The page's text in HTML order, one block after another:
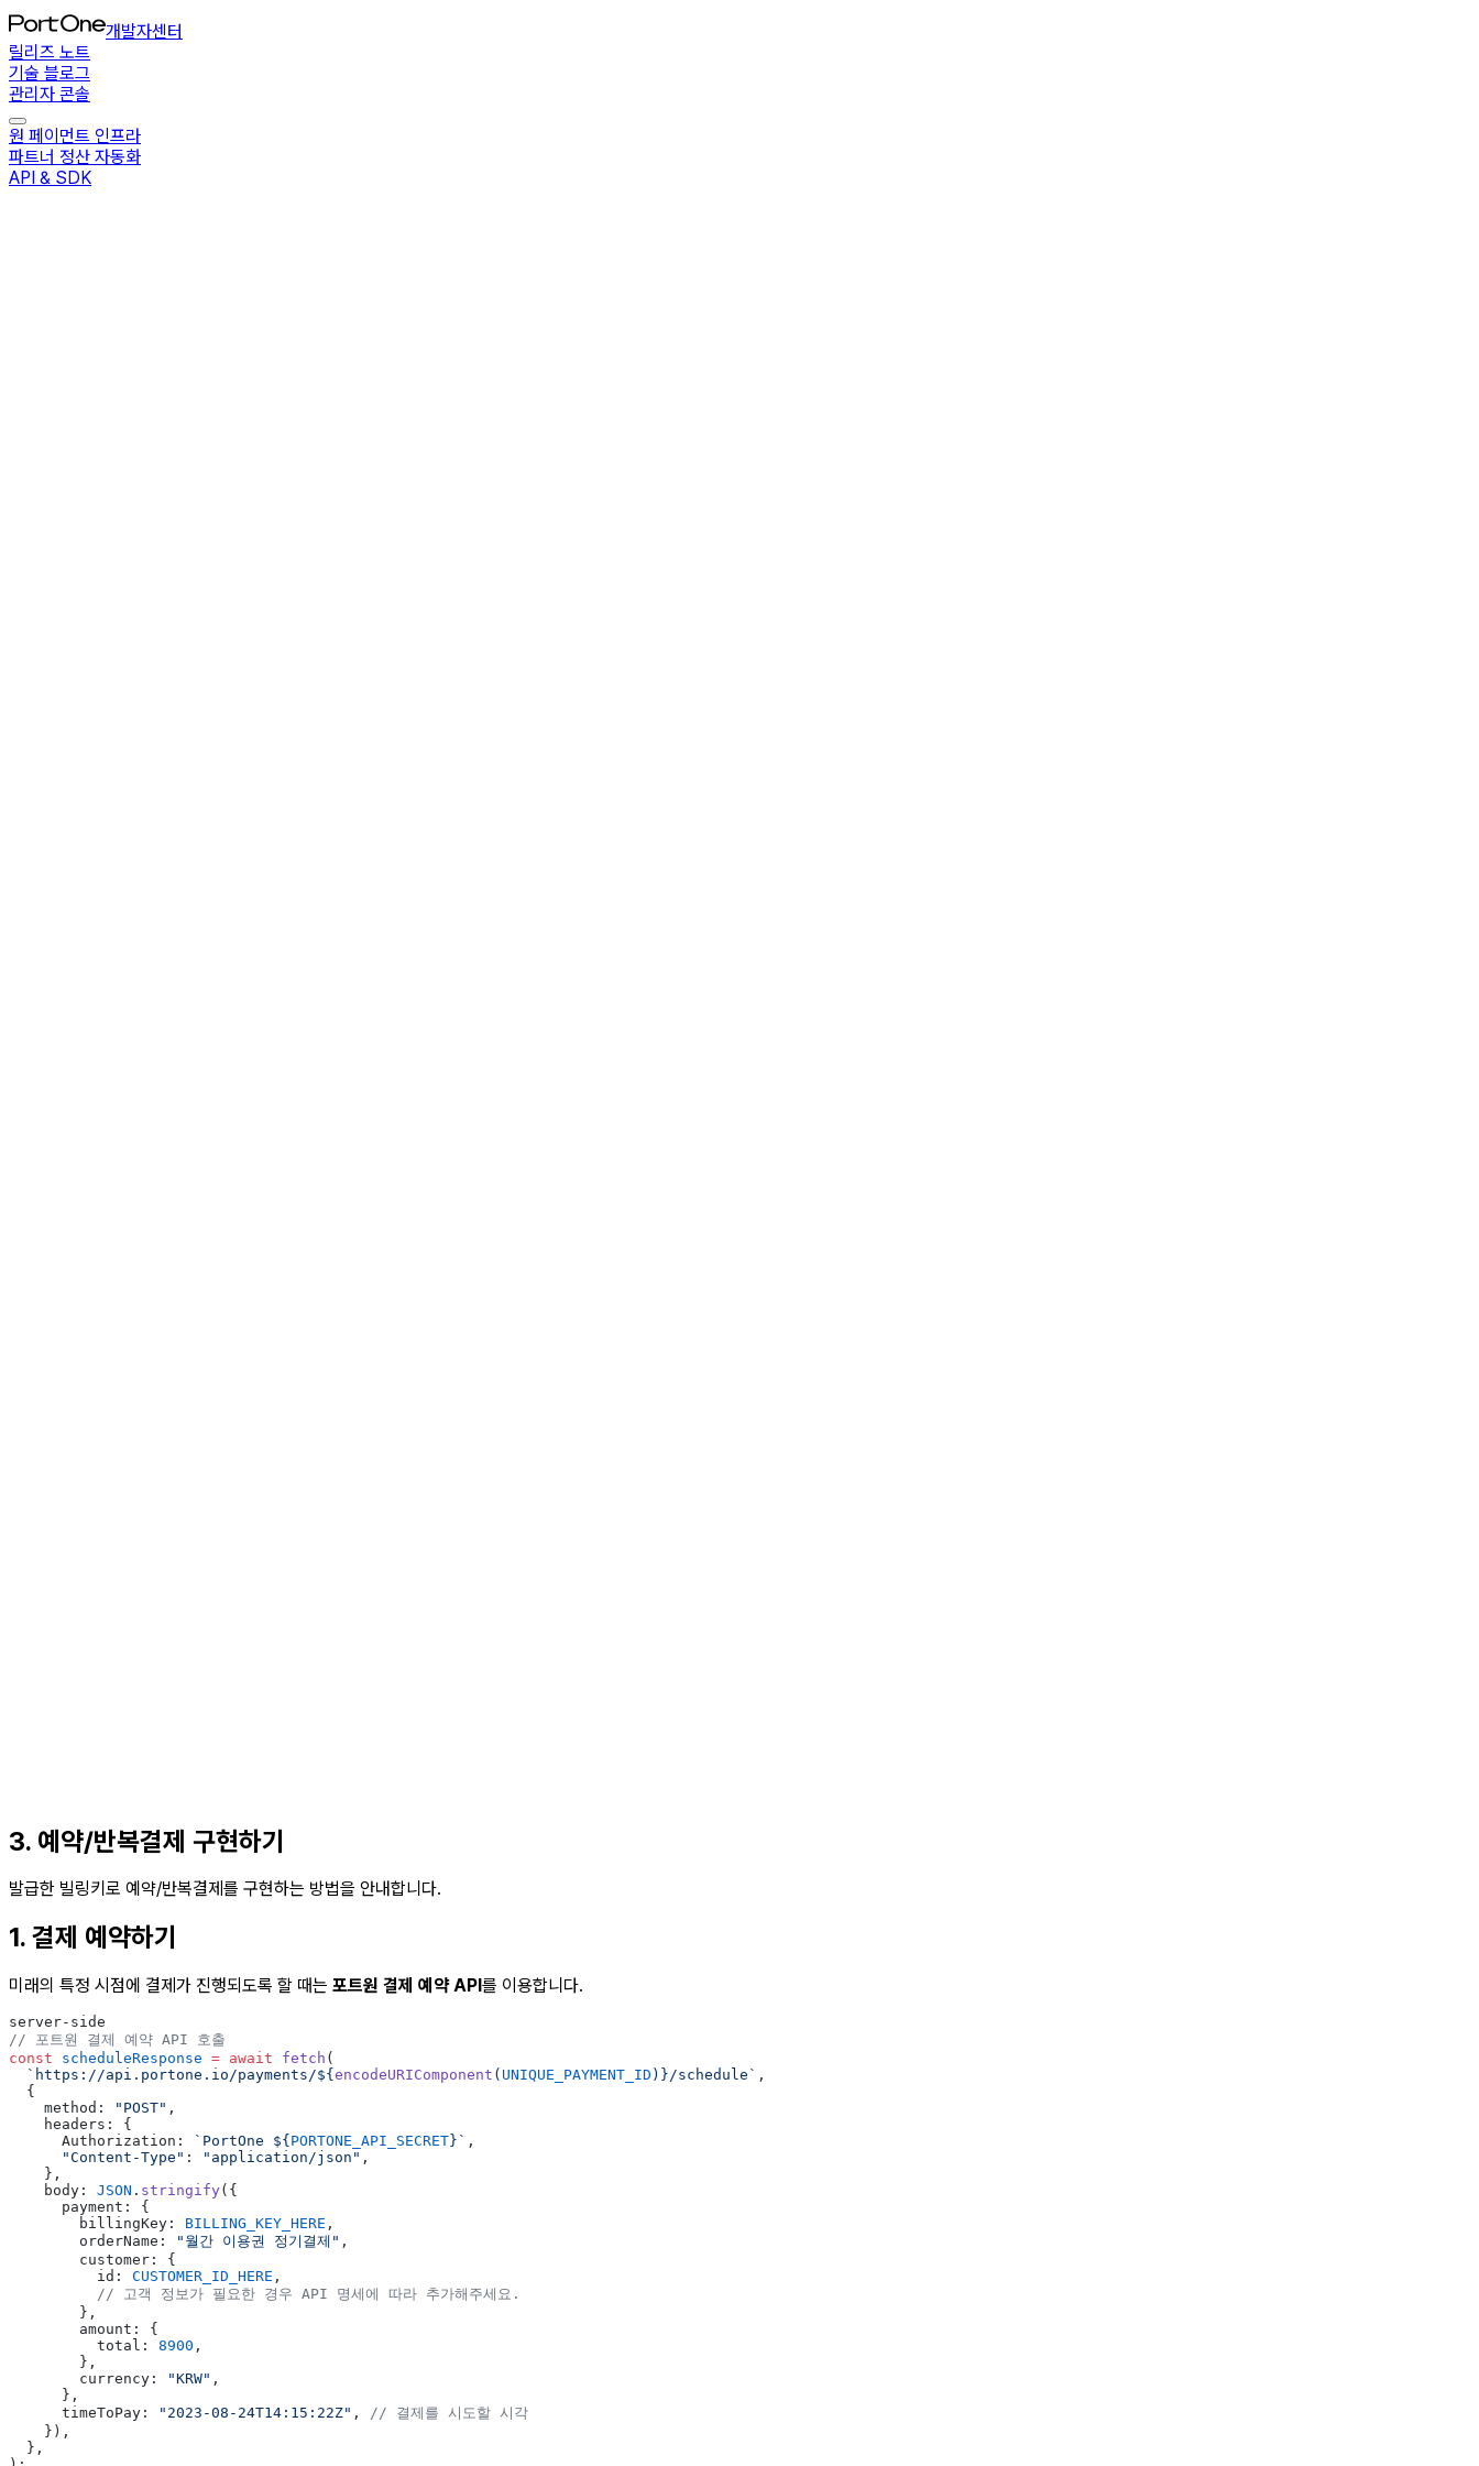
개발자센터
릴리즈 노트
기술 블로그
관리자 콘솔
원 페이먼트 인프라
파트너 정산 자동화
API & SDK
3. 예약/반복결제 구현하기
발급한 빌링키로 예약/반복결제를 구현하는 방법을 안내합니다.
1. 결제 예약하기
미래의 특정 시점에 결제가 진행되도록 할 때는 포트원 결제 예약 API 를 이용합니다.
server-side
// 포트원 결제 예약 API 호출
const scheduleResponse = await fetch (
  `https://api.portone.io/payments/${
encodeURIComponent ( UNIQUE_PAYMENT_ID ) }/schedule` ,
  {
    method:
"POST" ,
    headers: {
      Authorization:
`PortOne ${ PORTONE_API_SECRET}` ,
      "Content-Type"
: "application/json" ,
    },
    body:
JSON . stringify({
      payment: {
        billingKey:
BILLING_KEY_HERE ,
        orderName:
"월간 이용권 정기결제" ,
        customer: {
          id:
CUSTOMER_ID_HERE ,
          // 고객 정보가 필요한 경우 API 명세에 따라 추가해주세요.
        },
        amount: {
          total:
8900 ,
        },
        currency:
"KRW" ,
      },
      timeToPay:
"2023-08-24T14:15:22Z" , // 결제를 시도할 시각
    }),
  },